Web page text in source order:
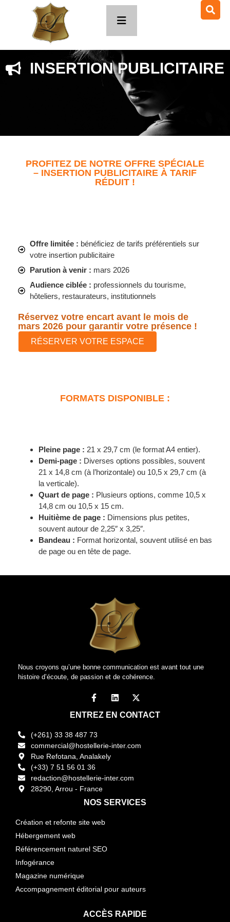
INSERTION PUBLICITAIRE
PROFITEZ DE NOTRE OFFRE SPÉCIALE
– INSERTION PUBLICITAIRE À TARIF
RÉDUIT !
Offre limitée : bénéficiez de tarifs préférentiels sur
votre insertion publicitaire
Parution à venir : mars 2026
Audience ciblée : professionnels du tourisme,
hôteliers, restaurateurs, institutionnels
Réservez votre encart avant le mois de
mars 2026 pour garantir votre présence !
RÉSERVER VOTRE ESPACE
FORMATS DISPONIBLE :
Pleine page : 21 x 29,7 cm (le format A4 entier).
Demi-page : Diverses options possibles, souvent
21 x 14,8 cm (à l’horizontale) ou 10,5 x 29,7 cm (à
la verticale).
Quart de page : Plusieurs options, comme 10,5 x
14,8 cm ou 10,5 x 15 cm.
Huitième de page : Dimensions plus petites,
souvent autour de 2,25″ x 3,25″.
Bandeau : Format horizontal, souvent utilisé en bas
de page ou en tête de page.
Nous croyons qu’une bonne communication est avant tout une
histoire d’écoute, de passion et de cohérence.
ENTREZ EN CONTACT
(+261) 33 38 487 73
commercial@hostellerie-inter.com
Rue Refotana, Analakely
(+33) 7 51 56 01 36
redaction@hostellerie-inter.com
28290, Arrou - France
NOS SERVICES
Création et refonte site web
Hébergement web
Référencement naturel SEO
Infogérance
Magazine numérique
Accompagnement éditorial pour auteurs
ACCÈS RAPIDE